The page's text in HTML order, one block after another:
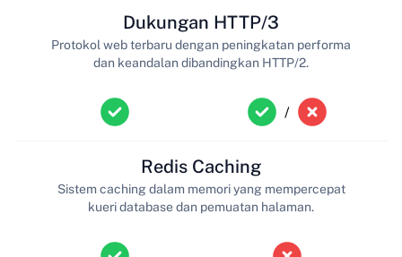
Dukungan HTTP/3
Protokol web terbaru dengan peningkatan performa
dan keandalan dibandingkan HTTP/2.
/
Redis Caching
Sistem caching dalam memori yang mempercepat
kueri database dan pemuatan halaman.